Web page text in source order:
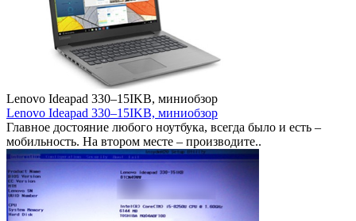
Lenovo Ideapad 330–15IKB, миниобзор
Lenovo Ideapad 330–15IKB, миниобзор
Главное достояние любого ноутбука, всегда было и есть –
мобильность. На втором месте – производите..